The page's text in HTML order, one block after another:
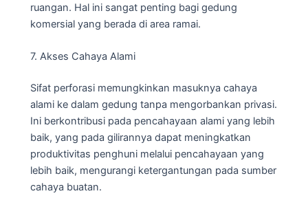
ruangan. Hal ini sangat penting bagi gedung
komersial yang berada di area ramai.
7. Akses Cahaya Alami
Sifat perforasi memungkinkan masuknya cahaya
alami ke dalam gedung tanpa mengorbankan privasi.
Ini berkontribusi pada pencahayaan alami yang lebih
baik, yang pada gilirannya dapat meningkatkan
produktivitas penghuni melalui pencahayaan yang
lebih baik, mengurangi ketergantungan pada sumber
cahaya buatan.